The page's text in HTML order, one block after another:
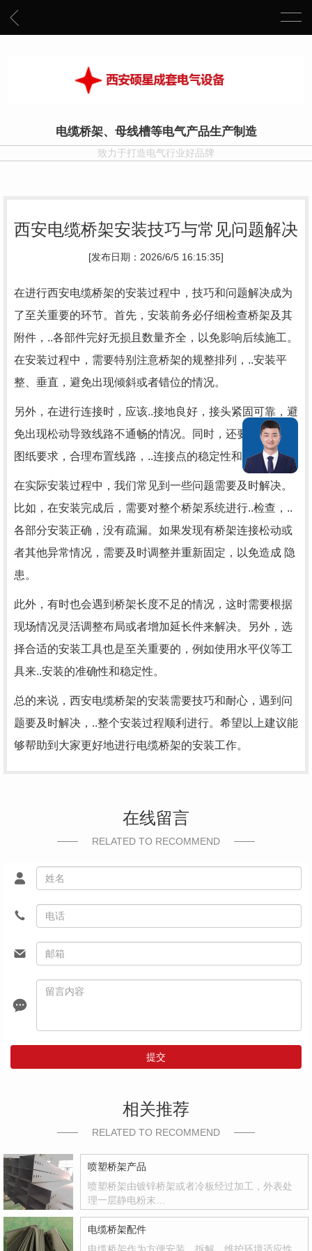
电缆桥架、母线槽等电气产品生产制造
致力于打造电气行业好品牌
西安电缆桥架安装技巧与常见问题解决
[发布日期：2026/6/5 16:15:35]
在进行西安电缆桥架的安装过程中，技巧和问题解决成为
了至关重要的环节。首先，安装前务必仔细检查桥架及其
附件，..各部件完好无损且数量齐全，以免影响后续施工。
在安装过程中，需要特别注意桥架的规整排列，..安装平
整、垂直，避免出现倾斜或者错位的情况。
另外，在进行连接时，应该..接地良好，接头紧固可靠，避
免出现松动导致线路不通畅的情况。同时，还要根据设计
图纸要求，合理布置线路，..连接点的稳定性和 性。
在实际安装过程中，我们常见到一些问题需要及时解决。
比如，在安装完成后，需要对整个桥架系统进行..检查，..
各部分安装正确，没有疏漏。如果发现有桥架连接松动或
者其他异常情况，需要及时调整并重新固定，以免造成 隐
患。
此外，有时也会遇到桥架长度不足的情况，这时需要根据
现场情况灵活调整布局或者增加延长件来解决。另外，选
择合适的安装工具也是至关重要的，例如使用水平仪等工
具来..安装的准确性和稳定性。
总的来说，西安电缆桥架的安装需要技巧和耐心，遇到问
题要及时解决，..整个安装过程顺利进行。希望以上建议能
够帮助到大家更好地进行电缆桥架的安装工作。
在线留言
RELATED TO RECOMMEND
提交
相关推荐
RELATED TO RECOMMEND
喷塑桥架产品
喷塑桥架由镀锌桥架或者冷板经过加工，外表处
理一层静电粉末…
电缆桥架配件